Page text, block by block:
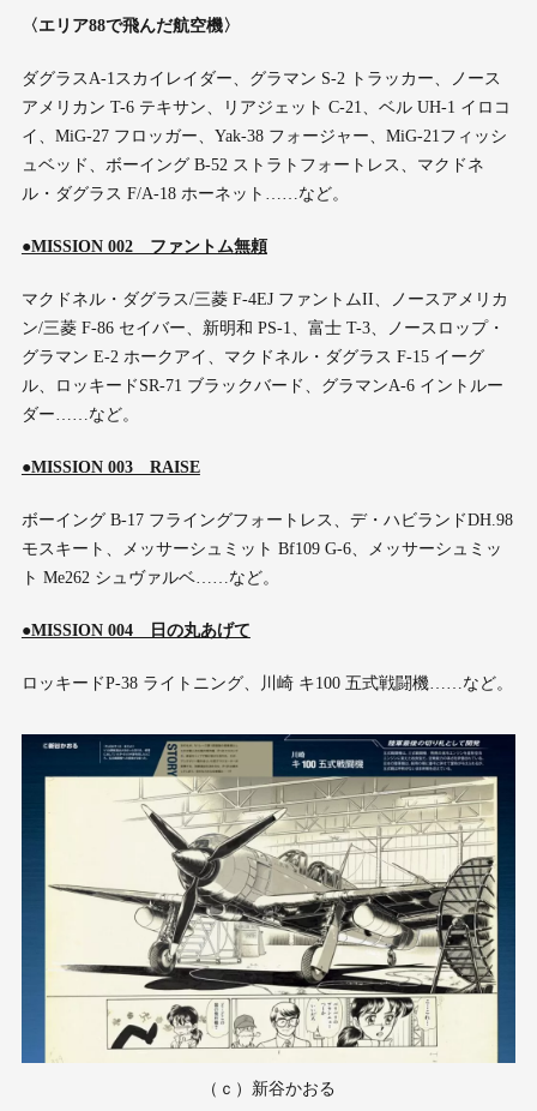
〈エリア88で飛んだ航空機〉
ダグラスA-1スカイレイダー、グラマン S-2 トラッカー、ノース
アメリカン T-6 テキサン、リアジェット C-21、ベル UH-1 イロコ
イ、MiG-27 フロッガー、Yak-38 フォージャー、MiG-21フィッシ
ュベッド、ボーイング B-52 ストラトフォートレス、マクドネ
ル・ダグラス F/A-18 ホーネット……など。
●MISSION 002 ファントム無頼
マクドネル・ダグラス/三菱 F-4EJ ファントムII、ノースアメリカ
ン/三菱 F-86 セイバー、新明和 PS-1、富士 T-3、ノースロップ・
グラマン E-2 ホークアイ、マクドネル・ダグラス F-15 イーグ
ル、ロッキードSR-71 ブラックバード、グラマンA-6 イントルー
ダー……など。
●MISSION 003 RAISE
ボーイング B-17 フライングフォートレス、デ・ハビランドDH.98
モスキート、メッサーシュミット Bf109 G-6、メッサーシュミッ
ト Me262 シュヴァルベ……など。
●MISSION 004 日の丸あげて
ロッキードP-38 ライトニング、川崎 キ100 五式戦闘機……など。
（ｃ）新谷かおる